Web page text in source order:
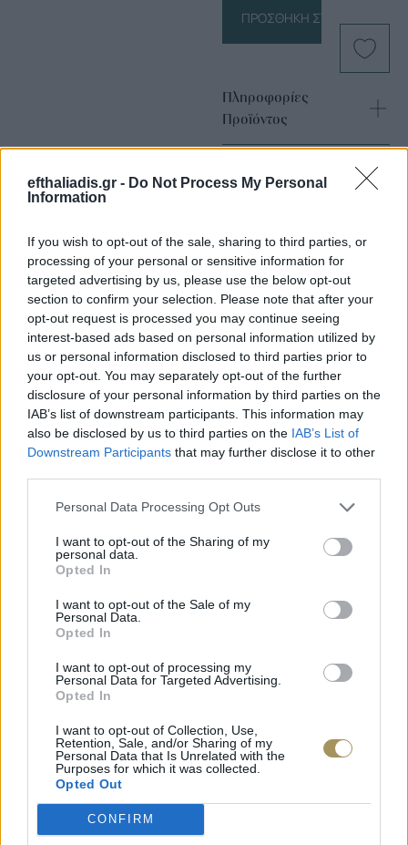
efthaliadis.gr - Do Not Process My Personal
Information
If you wish to opt-out of the sale, sharing to third parties, or
processing of your personal or sensitive information for
targeted advertising by us, please use the below opt-out
section to confirm your selection. Please note that after your
opt-out request is processed you may continue seeing
interest-based ads based on personal information utilized by
us or personal information disclosed to third parties prior to
your opt-out. You may separately opt-out of the further
disclosure of your personal information by third parties on the
IAB’s list of downstream participants. This information may
also be disclosed by us to third parties on the IAB’s List of
Downstream Participants that may further disclose it to other
Personal Data Processing Opt Outs
I want to opt-out of the Sharing of my
personal data.
Opted In
I want to opt-out of the Sale of my
Personal Data.
Opted In
I want to opt-out of processing my
Personal Data for Targeted Advertising.
Opted In
I want to opt-out of Collection, Use,
Retention, Sale, and/or Sharing of my
Personal Data that Is Unrelated with the
Purposes for which it was collected.
Opted Out
CONFIRM
ΠΡΟΣΘΉΚΗ ΣΤΟ ΚΑΛΆΘΙ
Πληροφορίες
Προϊόντος
Επιλογές Που Ταιριάζουν
Ανακαλύψτε τα κοσμήματα που αγαπήθηκαν περισσότερο!
Εδώ θα βρείτε τις κορυφαίες επιλογές που ξεχωρίζουν για
το μοναδικό τους στυλ και την εξαιρετική τους ποιότητα.
ΧΡΥΣΌΣ 18 ΚΑΡΑΤΊΩΝ -10%
ΔΙΑΜΆΝΤΙ 0.35CT
€1.737€